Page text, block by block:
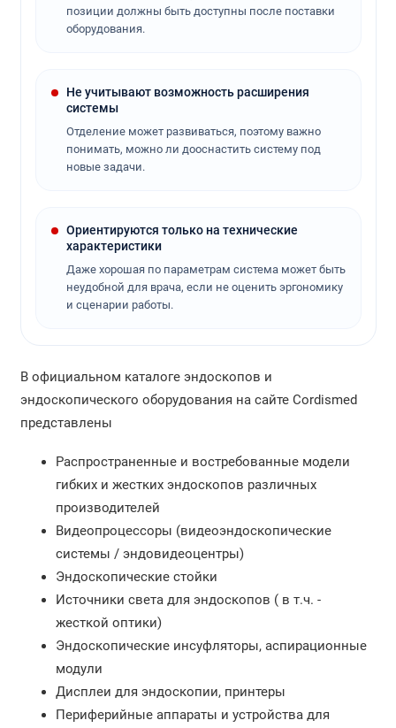
позиции должны быть доступны после поставки
оборудования.
Не учитывают возможность расширения
системы
Отделение может развиваться, поэтому важно
понимать, можно ли дооснастить систему под
новые задачи.
Ориентируются только на технические
характеристики
Даже хорошая по параметрам система может быть
неудобной для врача, если не оценить эргономику
и сценарии работы.
В официальном каталоге эндоскопов и
эндоскопического оборудования на сайте Cordismed
представлены
Распространенные и востребованные модели
гибких и жестких эндоскопов различных
производителей
Видеопроцессоры (видеоэндоскопические
системы / эндовидеоцентры)
Эндоскопические стойки
Источники света для эндоскопов ( в т.ч. -
жесткой оптики)
Эндоскопические инсуфляторы, аспирационные
модули
Дисплеи для эндоскопии, принтеры
Периферийные аппараты и устройства для